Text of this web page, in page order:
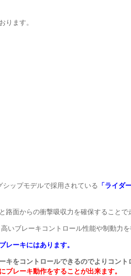
ます。
ップモデルで採用されている 「ライダ
面からの衝撃吸収力を確保すること
いブレーキコントロール性能や制動力
レーキにはあります。
をコントロールできるのでよりコン
レーキ動作をすることが出来ます。